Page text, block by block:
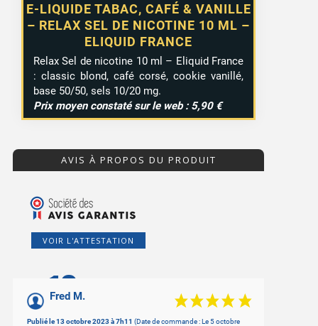
E-LIQUIDE TABAC, CAFÉ & VANILLE
– RELAX SEL DE NICOTINE 10 ML –
ELIQUID FRANCE
Relax Sel de nicotine 10 ml – Eliquid France
: classic blond, café corsé, cookie vanillé,
base 50/50, sels 10/20 mg.
Prix moyen constaté sur le web : 5,90 €
AVIS À PROPOS DU PRODUIT
VOIR L'ATTESTATION
10/10
Basé sur 5 avis
Fred M.
Publié le 13 octobre 2023 à 7h11 (Date de commande : Le 5 octobre